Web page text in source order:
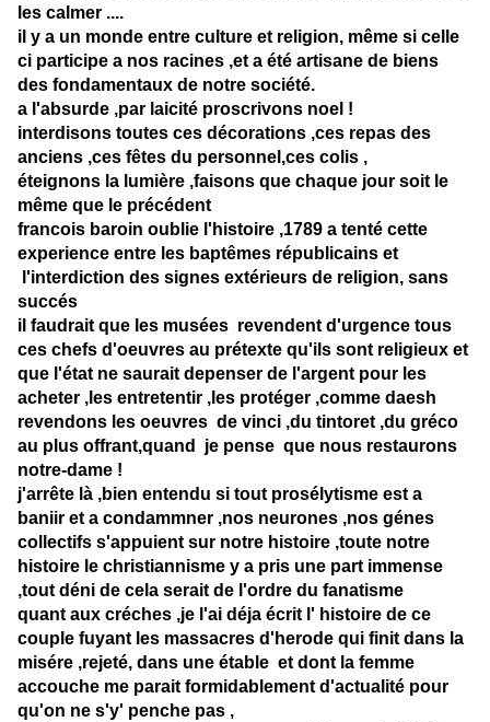
les calmer ....
il y a un monde entre culture et religion, même si celle
ci participe a nos racines ,et a été artisane de biens
des fondamentaux de notre société.
a l'absurde ,par laicité proscrivons noel !
interdisons toutes ces décorations ,ces repas des
anciens ,ces fêtes du personnel,ces colis ,
éteignons la lumière ,faisons que chaque jour soit le
même que le précédent
francois baroin oublie l'histoire ,1789 a tenté cette
experience entre les baptêmes républicains et
l'interdiction des signes extérieurs de religion, sans
succés
il faudrait que les musées revendent d'urgence tous
ces chefs d'oeuvres au prétexte qu'ils sont religieux et
que l'état ne saurait depenser de l'argent pour les
acheter ,les entretentir ,les protéger ,comme daesh
revendons les oeuvres de vinci ,du tintoret ,du gréco
au plus offrant,quand je pense que nous restaurons
notre-dame !
j'arrête là ,bien entendu si tout prosélytisme est a
baniir et a condammner ,nos neurones ,nos génes
collectifs s'appuient sur notre histoire ,toute notre
histoire le christiannisme y a pris une part immense
,tout déni de cela serait de l'ordre du fanatisme
quant aux créches ,je l'ai déja écrit l' histoire de ce
couple fuyant les massacres d'herode qui finit dans la
misére ,rejeté, dans une étable et dont la femme
accouche me parait formidablement d'actualité pour
qu'on ne s'y' penche pas ,